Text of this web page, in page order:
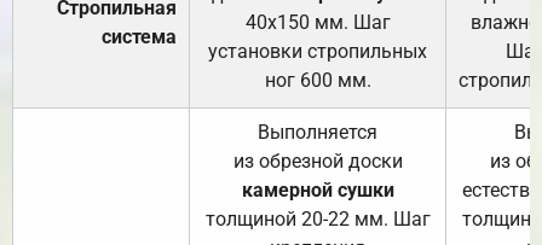
Стропильная
система
40х150 мм. Шаг
установки стропильных
ног 600 мм.
Выполняется
из обрезной доски
камерной сушки
толщиной 20-22 мм. Шаг
из